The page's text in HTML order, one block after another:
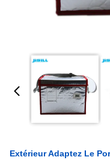
Extérieur Adaptez Le